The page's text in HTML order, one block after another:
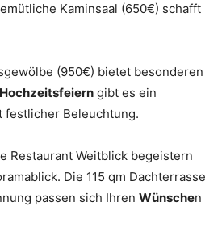
Kaminsaal (650€) schafft
(950€) bietet besonderen
Hochzeitsfeiern gibt es ein
festlicher Beleuchtung.
Restaurant Weitblick begeistern
Die 115 qm Dachterrasse
passen sich Ihren Wünschen